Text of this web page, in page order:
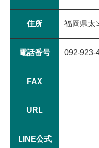
住所 福岡県太
電話番号 092-923-
FAX
URL
LINE公式